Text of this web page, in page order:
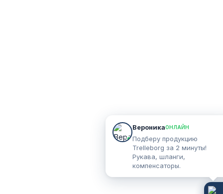
ВероникаОНЛАЙН
Подберу продукцию
Trelleborg за 2 минуты!
Рукава, шланги,
компенсаторы.